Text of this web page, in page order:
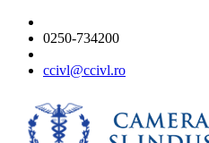
0250-734200
ccivl@ccivl.ro